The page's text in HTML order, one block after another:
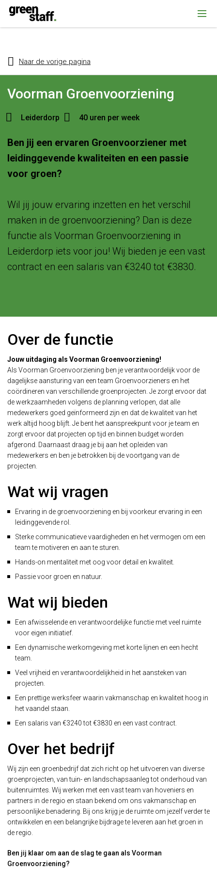
{ "@context": "https://schema.org", "@type": "Organization", "name":
""Greenstaff, "url": "https://www.greenstaff.nl", "logo": "" }
Naar de vorige pagina
Voorman Groenvoorziening
Leiderdorp 40 uren per week
Ben jij een ervaren Groenvoorziener met
leidinggevende kwaliteiten en een passie
voor groen?
Wil jij jouw ervaring inzetten en het verschil
maken in de groenvoorziening? Dan is deze
functie als Voorman Groenvoorziening in
Leiderdorp iets voor jou! Wij bieden je een vast
contract en een salaris van €3240 tot €3830.
Over de functie
Jouw uitdaging als Voorman Groenvoorziening!
Als Voorman Groenvoorziening ben je verantwoordelijk voor de
dagelijkse aansturing van een team Groenvoorzieners en het
coördineren van verschillende groenprojecten. Je zorgt ervoor dat
de werkzaamheden volgens de planning verlopen, dat alle
medewerkers goed geïnformeerd zijn en dat de kwaliteit van het
werk altijd hoog blijft. Je bent het aanspreekpunt voor je team en
zorgt ervoor dat projecten op tijd en binnen budget worden
afgerond. Daarnaast draag je bij aan het opleiden van
medewerkers en ben je betrokken bij de voortgang van de
projecten.
Wat wij vragen
Ervaring in de groenvoorziening en bij voorkeur ervaring in een
leidinggevende rol.
Sterke communicatieve vaardigheden en het vermogen om een
team te motiveren en aan te sturen.
Hands-on mentaliteit met oog voor detail en kwaliteit.
Passie voor groen en natuur.
Wat wij bieden
Een afwisselende en verantwoordelijke functie met veel ruimte
voor eigen initiatief.
Een dynamische werkomgeving met korte lijnen en een hecht
team.
Veel vrijheid en verantwoordelijkheid in het aansteken van
projecten.
Een prettige werksfeer waarin vakmanschap en kwaliteit hoog in
het vaandel staan.
Een salaris van €3240 tot €3830 en een vast contract.
Over het bedrijf
Wij zijn een groenbedrijf dat zich richt op het uitvoeren van diverse
groenprojecten, van tuin- en landschapsaanleg tot onderhoud van
buitenruimtes. Wij werken met een vast team van hoveniers en
partners in de regio en staan bekend om ons vakmanschap en
persoonlijke benadering. Bij ons krijg je de ruimte om jezelf verder te
ontwikkelen en een belangrijke bijdrage te leveren aan het groen in
de regio.
Ben jij klaar om aan de slag te gaan als Voorman
Groenvoorziening?